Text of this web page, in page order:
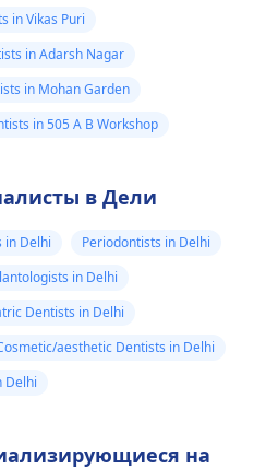
in Vikas Puri
in Adarsh Nagar
in Mohan Garden
in 505 A B Workshop
в Дели
in Delhi
Periodontists in Delhi
in Delhi
Dentists in Delhi
aesthetic Dentists in Delhi
Delhi
на